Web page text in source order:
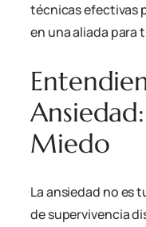
técnicas efectivas
en una aliada para
Miedo
La ansiedad no es
de supervivencia